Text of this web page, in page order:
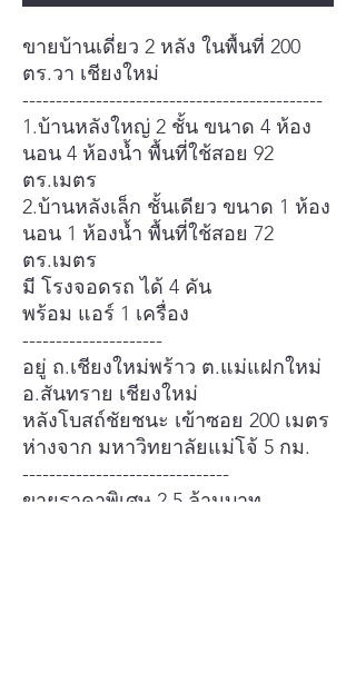
ขายบ้านเดี่ยว 2 หลัง ในพื้นที่ 200
ตร.วา เชียงใหม่
---------------------------------------------
1.บ้านหลังใหญ่ 2 ชั้น ขนาด 4 ห้อง
นอน 4 ห้องน้ำ พื้นที่ใช้สอย 92
ตร.เมตร
2.บ้านหลังเล็ก ชั้นเดียว ขนาด 1 ห้อง
นอน 1 ห้องน้ำ พื้นที่ใช้สอย 72
ตร.เมตร
มี โรงจอดรถ ได้ 4 คัน
พร้อม แอร์ 1 เครื่อง
---------------------
อยู่ ถ.เชียงใหม่พร้าว ต.แม่แฝกใหม่
อ.สันทราย เชียงใหม่
หลังโบสถ์ชัยชนะ เข้าซอย 200 เมตร
ห่างจาก มหาวิทยาลัยแม่โจ้ 5 กม.
-------------------------------
ขายราคาพิเศษ 2.5 ล้านบาท